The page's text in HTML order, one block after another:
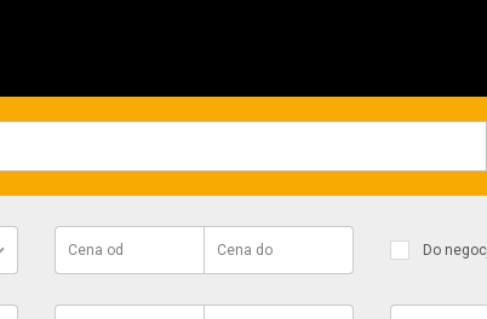
Cena od Cena do Do